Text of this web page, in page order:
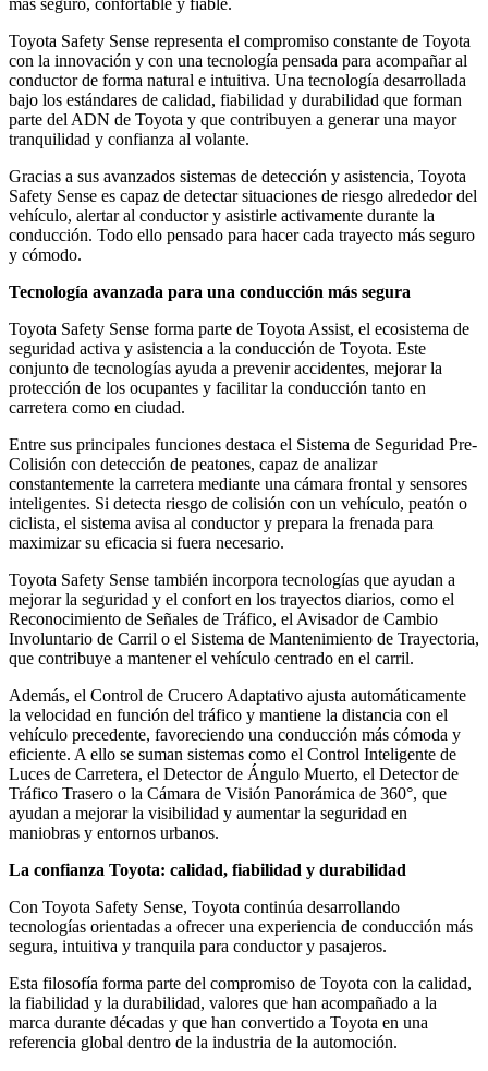
Toyota Safety Sense representa el compromiso constante de Toyota
con la innovación y con una tecnología pensada para acompañar al
conductor de forma natural e intuitiva. Una tecnología desarrollada
bajo los estándares de calidad, fiabilidad y durabilidad que forman
parte del ADN de Toyota y que contribuyen a generar una mayor
tranquilidad y confianza al volante.
Gracias a sus avanzados sistemas de detección y asistencia, Toyota
Safety Sense es capaz de detectar situaciones de riesgo alrededor del
vehículo, alertar al conductor y asistirle activamente durante la
conducción. Todo ello pensado para hacer cada trayecto más seguro
y cómodo.
Tecnología avanzada para una conducción más segura
Toyota Safety Sense forma parte de Toyota Assist, el ecosistema de
seguridad activa y asistencia a la conducción de Toyota. Este
conjunto de tecnologías ayuda a prevenir accidentes, mejorar la
protección de los ocupantes y facilitar la conducción tanto en
carretera como en ciudad.
Entre sus principales funciones destaca el Sistema de Seguridad Pre-
Colisión con detección de peatones, capaz de analizar
constantemente la carretera mediante una cámara frontal y sensores
inteligentes. Si detecta riesgo de colisión con un vehículo, peatón o
ciclista, el sistema avisa al conductor y prepara la frenada para
maximizar su eficacia si fuera necesario.
Toyota Safety Sense también incorpora tecnologías que ayudan a
mejorar la seguridad y el confort en los trayectos diarios, como el
Reconocimiento de Señales de Tráfico, el Avisador de Cambio
Involuntario de Carril o el Sistema de Mantenimiento de Trayectoria,
que contribuye a mantener el vehículo centrado en el carril.
Además, el Control de Crucero Adaptativo ajusta automáticamente
la velocidad en función del tráfico y mantiene la distancia con el
vehículo precedente, favoreciendo una conducción más cómoda y
eficiente. A ello se suman sistemas como el Control Inteligente de
Luces de Carretera, el Detector de Ángulo Muerto, el Detector de
Tráfico Trasero o la Cámara de Visión Panorámica de 360°, que
ayudan a mejorar la visibilidad y aumentar la seguridad en
maniobras y entornos urbanos.
La confianza Toyota: calidad, fiabilidad y durabilidad
Con Toyota Safety Sense, Toyota continúa desarrollando
tecnologías orientadas a ofrecer una experiencia de conducción más
segura, intuitiva y tranquila para conductor y pasajeros.
Esta filosofía forma parte del compromiso de Toyota con la calidad,
la fiabilidad y la durabilidad, valores que han acompañado a la
marca durante décadas y que han convertido a Toyota en una
referencia global dentro de la industria de la automoción.